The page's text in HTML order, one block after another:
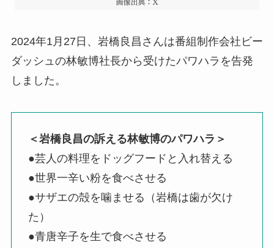
2024年1月27日、岩橋良昌さんは番組制作会社ビー
ダッシュの林敏博社長から受けたパワハラを告発
しました。
＜岩橋良昌の訴える林敏博のパワハラ＞
●芸人の料理をドッグフードと入れ替える
●世界一辛い粉を食べさせる
●サザエの殻を噛ませる（岩橋は歯が欠け
た）
●青唐辛子を生で食べさせる